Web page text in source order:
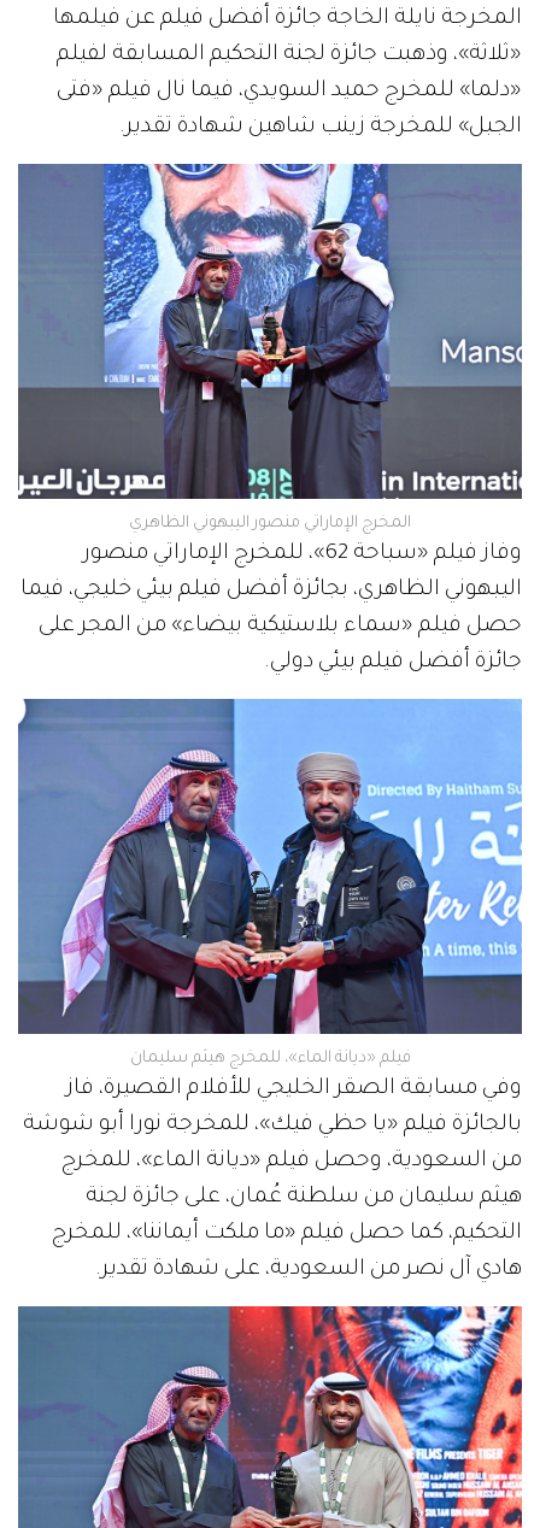
المخرجة نايلة الخاجة جائزة أفضل فيلم عن فيلمها
«ثلاثة»، وذهبت جائزة لجنة التحكيم المسابقة لفيلم
«دلما» للمخرج حميد السويدي، فيما نال فيلم «فتى
الجبل» للمخرجة زينب شاهين شهادة تقدير.
المخرج الإماراتي منصور اليبهوني الظاهري
وفاز فيلم «سباحة 62»، للمخرج الإماراتي منصور
اليبهوني الظاهري، بجائزة أفضل فيلم بيئي خليجي، فيما
حصل فيلم «سماء بلاستيكية بيضاء» من المجر على
جائزة أفضل فيلم بيئي دولي.
فيلم «ديانة الماء»، للمخرج هيثم سليمان
وفي مسابقة الصقر الخليجي للأفلام القصيرة، فاز
بالجائزة فيلم «يا حظي فيك»، للمخرجة نورا أبو شوشة
من السعودية، وحصل فيلم «ديانة الماء»، للمخرج
هيثم سليمان من سلطنة عُمان، على جائزة لجنة
التحكيم، كما حصل فيلم «ما ملكت أيماننا»، للمخرج
هادي آل نصر من السعودية، على شهادة تقدير.